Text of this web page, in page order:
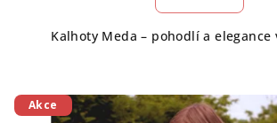
Kalhoty Meda – pohodlí a elegance
Akce